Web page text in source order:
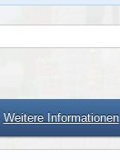
Weitere Informationen